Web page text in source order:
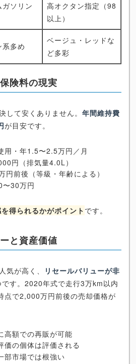
ソリン
高オクタン指定（98
以上）
系多め
ベージュ・レッドな
ど多彩
険料の現実
て安くありません。 年間維持費
が目安です。
用・年1.5〜2.5万円／月
円（排気量4.0L）
円前後（等級・年齢による）
〜30万円
得られるかがポイント です。
と資産価値
気が高く、
リセールバリューが非
す。2020年式で走行3万km以内
点で2,000万円前後の売却価格が
高額での再販が可能
価の個体は評価される
部市場では根強い